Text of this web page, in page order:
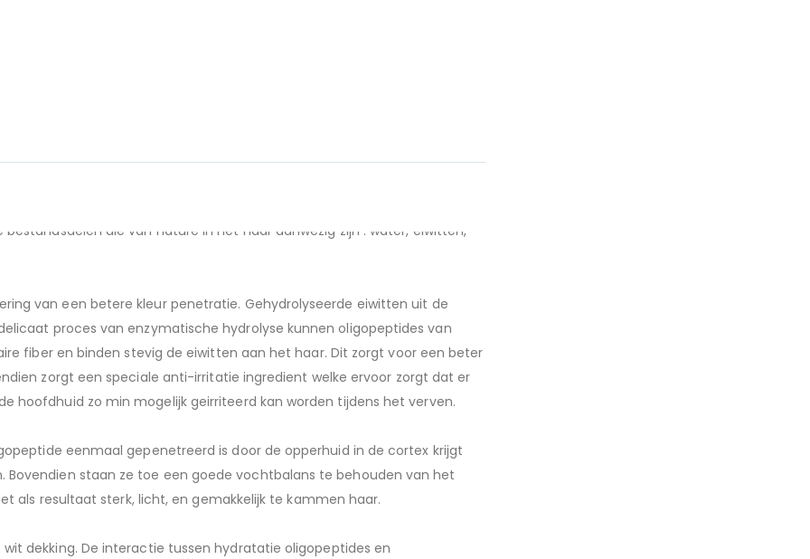
excelsa HP technologie maakt het mogelijk om het haar te herstellen
die van nature in het haar aanwezig zijn : water, eiwitten,
van een betere kleur penetratie. Gehydrolyseerde eiwitten uit de
proces van enzymatische hydrolyse kunnen oligopeptides van
fiber en binden stevig de eiwitten aan het haar. Dit zorgt voor een beter
zorgt een speciale anti-irritatie ingredient welke ervoor zorgt dat er
hoofdhuid zo min mogelijk geirriteerd kan worden tijdens het verven.
eenmaal gepenetreerd is door de opperhuid in de cortex krijgt
staan ze toe een goede vochtbalans te behouden van het
als resultaat sterk, licht, en gemakkelijk te kammen haar.
dekking. De interactie tussen hydratatie oligopeptides en